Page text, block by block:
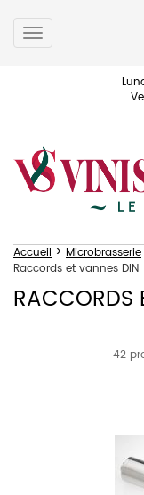
Toggle
navigation
Accueil > Microbrasserie
Raccords et vannes DIN
RACCORDS
42